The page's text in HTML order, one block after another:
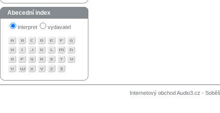
Abecední index
interpret vydavatel
Internetový obchod Audio3.cz -